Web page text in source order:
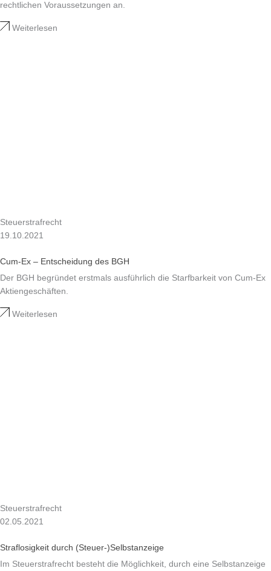
rechtlichen Voraussetzungen an.
Weiterlesen
Steuerstrafrecht
19.10.2021
Cum-Ex – Entscheidung des BGH
Der BGH begründet erstmals ausführlich die Starfbarkeit von Cum-Ex
Aktiengeschäften.
Weiterlesen
Steuerstrafrecht
02.05.2021
Straflosigkeit durch (Steuer-)Selbstanzeige
Im Steuerstrafrecht besteht die Möglichkeit, durch eine Selbstanzeige